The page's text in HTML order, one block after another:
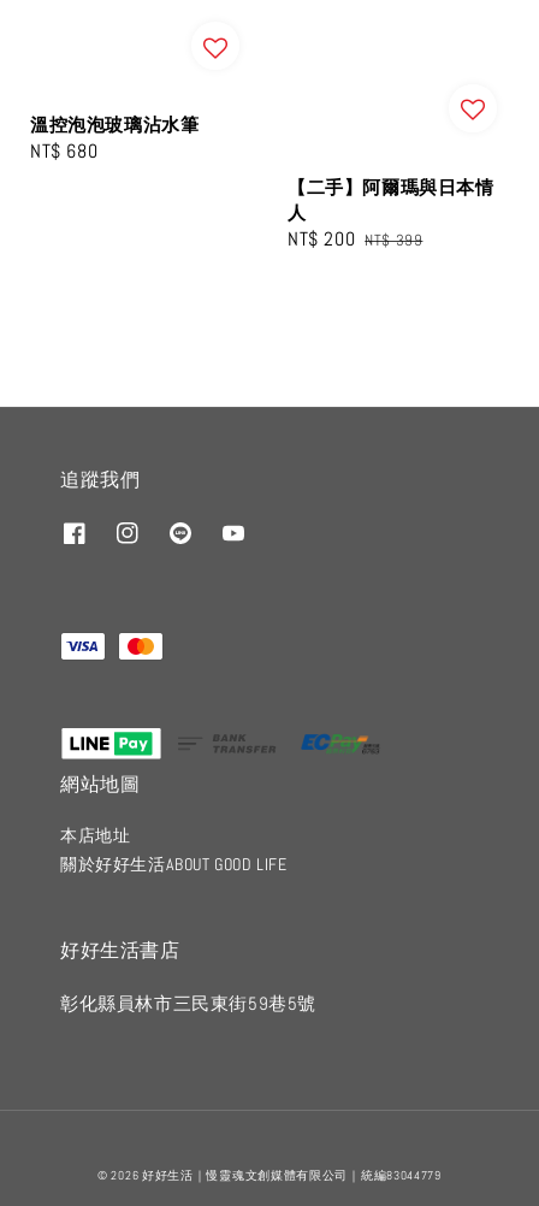
溫控泡泡玻璃沾水筆
Regular
NT$ 680
【二手】阿爾瑪與日本情
人
Sale
NT$ 200 Regular
NT$ 399
追蹤我們
網站地圖
本店地址
關於好好生活ABOUT GOOD LIFE
好好生活書店
彰化縣員林市三民東街59巷5號
© 2026 好好生活｜慢靈魂文創媒體有限公司｜統編83044779